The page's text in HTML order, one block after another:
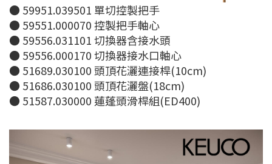
● 59951.039501 單切控製把手
● 59551.000070 控製把手軸心
● 59556.031101 切換器含接水頭
● 59556.000170 切換器接水口軸心
● 51689.030100 頭頂花灑連接桿(10cm)
● 51686.030100 頭頂花灑盤(18cm)
● 51587.030000 蓮蓬頭滑桿組(ED400)